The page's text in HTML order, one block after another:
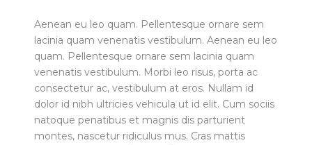
Aenean eu leo quam. Pellentesque ornare sem
lacinia quam venenatis vestibulum. Aenean eu leo
quam. Pellentesque ornare sem lacinia quam
venenatis vestibulum. Morbi leo risus, porta ac
consectetur ac, vestibulum at eros. Nullam id
dolor id nibh ultricies vehicula ut id elit. Cum sociis
natoque penatibus et magnis dis parturient
montes, nascetur ridiculus mus. Cras mattis